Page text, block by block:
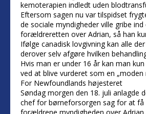
kemoterapien indledt uden
Eftersom sagen nu var tilspidset
de sociale myndigheder ville gribe
forældreretten over Adrian, så han
Ifølge canadisk lovgivning kan alle
derover selv afgøre hvilken
Hvis man er under 16 år kan man
ved at blive vurderet som en „moden
For Newfoundlands højesteret
Søndag morgen den 18. juli anlagde
chef for børneforsorgen sag for at